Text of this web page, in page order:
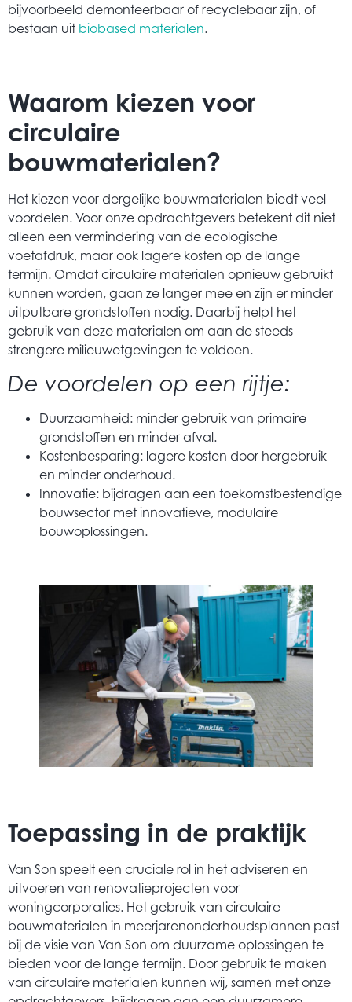
bijvoorbeeld demonteerbaar of recyclebaar zijn, of
bestaan uit biobased materialen.
Waarom kiezen voor
circulaire
bouwmaterialen?
Het kiezen voor dergelijke bouwmaterialen biedt veel
voordelen. Voor onze opdrachtgevers betekent dit niet
alleen een vermindering van de ecologische
voetafdruk, maar ook lagere kosten op de lange
termijn. Omdat circulaire materialen opnieuw gebruikt
kunnen worden, gaan ze langer mee en zijn er minder
uitputbare grondstoffen nodig. Daarbij helpt het
gebruik van deze materialen om aan de steeds
strengere milieuwetgevingen te voldoen.
De voordelen op een rijtje:
Duurzaamheid: minder gebruik van primaire
grondstoffen en minder afval.
Kostenbesparing: lagere kosten door hergebruik
en minder onderhoud.
Innovatie: bijdragen aan een toekomstbestendige
bouwsector met innovatieve, modulaire
bouwoplossingen.
Toepassing in de praktijk
Van Son speelt een cruciale rol in het adviseren en
uitvoeren van renovatieprojecten voor
woningcorporaties. Het gebruik van circulaire
bouwmaterialen in meerjarenonderhoudsplannen past
bij de visie van Van Son om duurzame oplossingen te
bieden voor de lange termijn. Door gebruik te maken
van circulaire materialen kunnen wij, samen met onze